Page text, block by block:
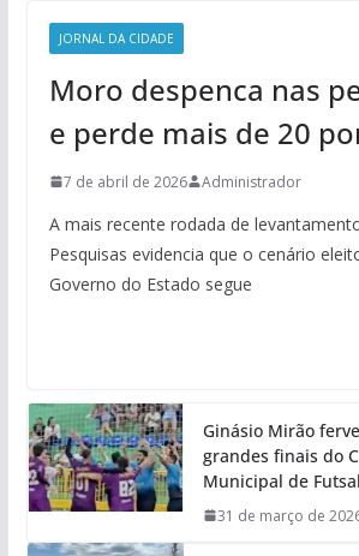
JORNAL DA CIDADE
Moro despenca nas
e perde mais de 20
7 de abril de 2026 Administrador
A mais recente rodada de
Pesquisas evidencia que o cenário
Governo do Estado segue
Ginásio Mirão
grandes finais do
Municipal de
31 de março de